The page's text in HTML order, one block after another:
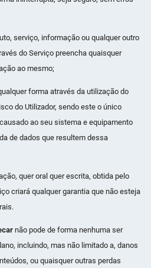
serviço, informação ou qualquer outro
do Serviço preencha quaisquer
ao mesmo;
forma através da utilização do
do Utilizador, sendo este o único
ao seu sistema e equipamento
de dados que resultem dessa
quer oral quer escrita, obtida pelo
criará qualquer garantia que não esteja
não pode de forma nenhuma ser
incluindo, mas não limitado a, danos
ou quaisquer outras perdas